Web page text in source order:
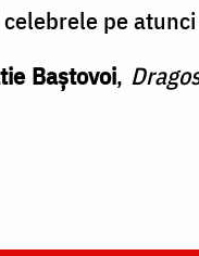
pe
Baştovoi,